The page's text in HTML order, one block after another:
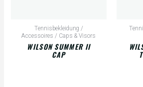
Tennisbekleidung /
Accessoires / Caps & Visors
WILSON SUMMER II
CAP